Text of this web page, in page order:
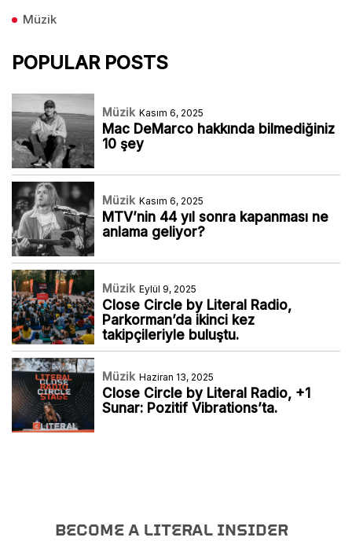
Müzik
POPULAR POSTS
Müzik Kasım 6, 2025
Mac DeMarco hakkında bilmediğiniz
10 şey
Müzik Kasım 6, 2025
MTV’nin 44 yıl sonra kapanması ne
anlama geliyor?
Müzik Eylül 9, 2025
Close Circle by Literal Radio,
Parkorman’da ikinci kez
takipçileriyle buluştu.
Müzik Haziran 13, 2025
Close Circle by Literal Radio, +1
Sunar: Pozitif Vibrations’ta.
BECOME A LITERAL INSIDER